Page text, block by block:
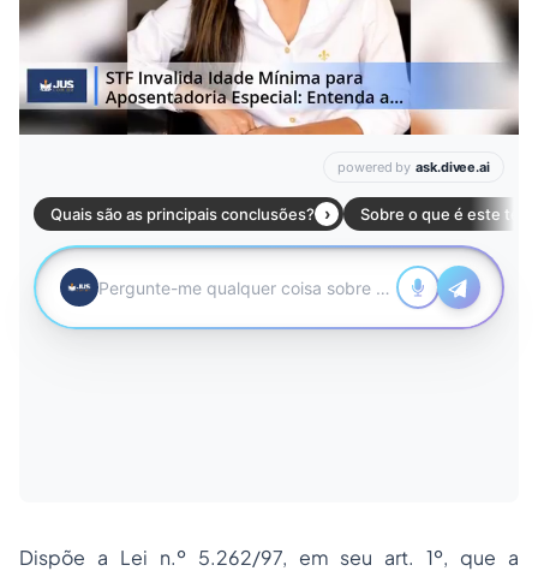
Dispõe a Lei n.º 5.262/97, em seu art. 1º, que a